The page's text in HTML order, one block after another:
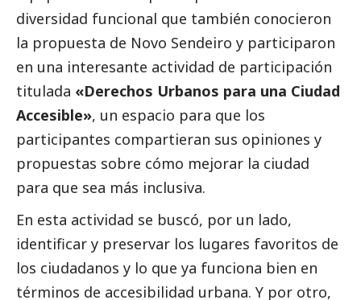
diversidad funcional que también conocieron
la propuesta de Novo Sendeiro y participaron
en una interesante actividad de participación
titulada «Derechos Urbanos para una Ciudad
Accesible», un espacio para que los
participantes compartieran sus opiniones y
propuestas sobre cómo mejorar la ciudad
para que sea más inclusiva.
En esta actividad se buscó, por un lado,
identificar y preservar los lugares favoritos de
los ciudadanos y lo que ya funciona bien en
términos de accesibilidad urbana. Y por otro,